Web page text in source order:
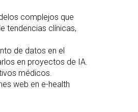
complejos que
tendencias clínicas,
de datos en el
en proyectos de IA.
médicos.
web en e-health